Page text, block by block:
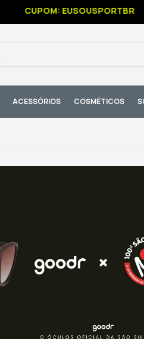
CUPOM: EUSOUSPORTBR
ACESSÓRIOS COSMÉTICOS